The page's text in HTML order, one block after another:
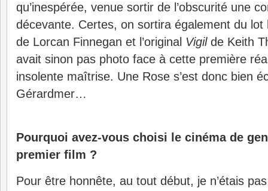
qu’inespérée, venue sortir de l’obscurité une
décevante. Certes, on sortira également du lot
de Lorcan Finnegan et l’original Vigilde Keith
avait sinon pas photo face à cette première
insolente maîtrise. Une Rose s’est donc bien
Gérardmer…
Pourquoi avez-vous choisi le cinéma de
premier film ?
Pour être honnête, au tout début, je n’étais